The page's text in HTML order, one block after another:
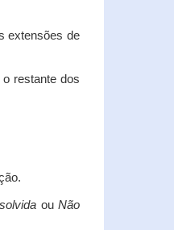
extensões de
restante dos
ouNão